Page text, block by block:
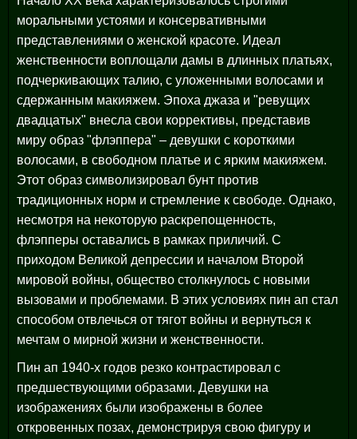
моральными устоями и консервативными
представлениями о женской красоте. Идеал
женственности воплощали дамы в длинных платьях,
подчеркивающих талию, с уложенными волосами и
сдержанным макияжем. Эпоха джаза и "ревущих
двадцатых" внесла свои коррективы, представив
миру образ "флэппера" – девушки с короткими
волосами, в свободном платье и с ярким макияжем.
Этот образ символизировал бунт против
традиционных норм и стремление к свободе. Однако,
несмотря на некоторую раскрепощенность,
флэпперы оставались в рамках приличий. С
приходом Великой депрессии и началом Второй
мировой войны, общество столкнулось с новыми
вызовами и проблемами. В этих условиях пин ап стал
способом отвлечься от тягот войны и вернуться к
мечтам о мирной жизни и женственности.
Пин ап 1940-х годов резко контрастировал с
предшествующими образами. Девушки на
изображениях были изображены в более
откровенных позах, демонстрируя свою фигуру и